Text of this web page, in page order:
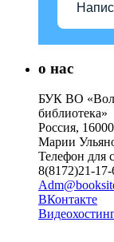
о нас
БУК ВО
библиотека»
Россия,
Марии
Телефон для
8(8172)21-17-
ВКонтакте